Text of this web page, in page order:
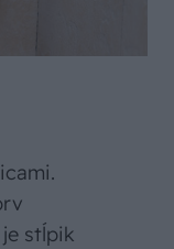
stĺpik